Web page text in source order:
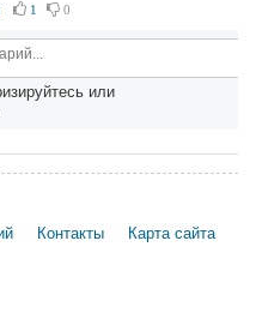
1 0
или
Контакты
Карта сайта